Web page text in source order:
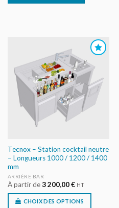
AJOUTER
AU DEVIS
Tecnox – Station cocktail neutre
– Longueurs 1000 / 1200 / 1400
mm
ARRIÈRE BAR
À partir de3 200,00€ HT
CHOIX DES OPTIONS